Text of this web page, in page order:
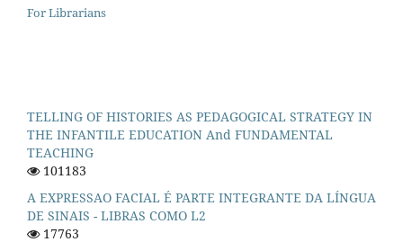
For Librarians
TELLING OF HISTORIES AS PEDAGOGICAL STRATEGY IN
THE INFANTILE EDUCATION And FUNDAMENTAL
TEACHING
101183
A EXPRESSAO FACIAL É PARTE INTEGRANTE DA LÍNGUA
DE SINAIS - LIBRAS COMO L2
17763